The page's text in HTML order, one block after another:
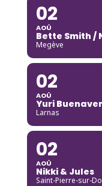
02
AOÛ
Bette Smith /
Megève
02
AOÛ
Yuri
Larnas
02
AOÛ
Nikki & Jules
Saint-Pierre-sur-